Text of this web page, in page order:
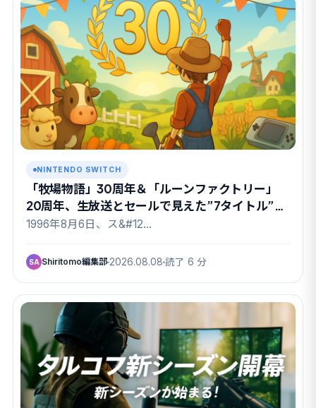
NINTENDO SWITCH
「牧場物語」30周年＆「ルーンファクトリー」
20周年、生放送とセールで見えた”7タイトル”の
顔ぶれ
1996年8月6日、ス&#12…
SA Shiritomo編集部 2026.08.08 読了 6 分